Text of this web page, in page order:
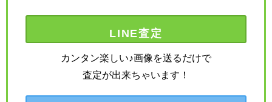
LINE査定
カンタン楽しい♪画像を送るだけで
査定が出来ちゃいます！